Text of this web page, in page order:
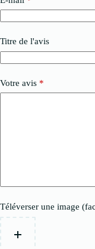
Titre de l'avis
Votre avis *
Téléverser une image